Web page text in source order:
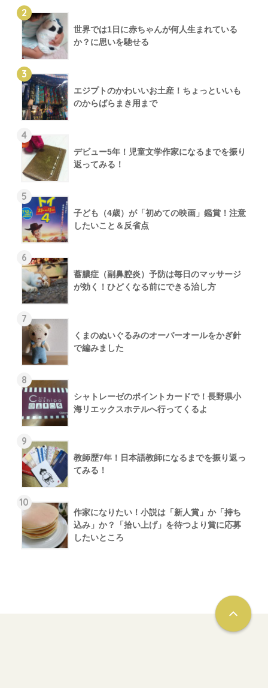
2
世界では1日に赤ちゃんが何人生まれている
か？に思いを馳せる
3
エジプトのかわいいお土産！ちょっといいも
のからばらまき用まで
4
デビュー5年！児童文学作家になるまでを振り
返ってみる！
5
子ども（4歳）が「初めての映画」鑑賞！注意
したいこと＆反省点
6
蓄膿症（副鼻腔炎）予防は毎日のマッサージ
が効く！ひどくなる前にできる治し方
7
くまのぬいぐるみのオーバーオールをかぎ針
で編みました
8
シャトレーゼのポイントカードで！長野県小
海リエックスホテルへ行ってくるよ
9
教師歴7年！日本語教師になるまでを振り返っ
てみる！
10
作家になりたい！小説は「新人賞」か「持ち
込み」か？「拾い上げ」を待つより賞に応募
したいところ